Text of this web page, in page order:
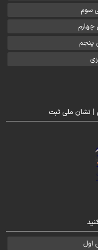
سوم
چهارم
پنجم
| نشان ملی ثبت
اول